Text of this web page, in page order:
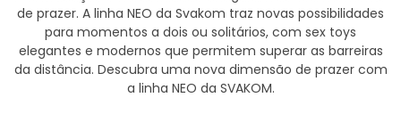
de prazer. A linha NEO da Svakom traz novas possibilidades
para momentos a dois ou solitários, com sex toys
elegantes e modernos que permitem superar as barreiras
da distância. Descubra uma nova dimensão de prazer com
a linha NEO da SVAKOM.